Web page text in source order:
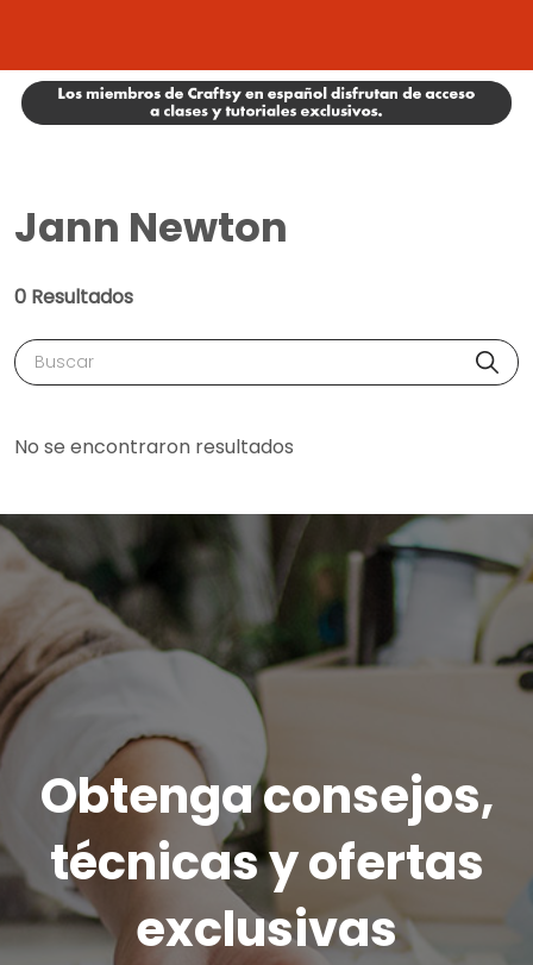
Jann Newton
0 Resultados
Buscar
No se encontraron resultados
Obtenga consejos,
técnicas y ofertas
exclusivas